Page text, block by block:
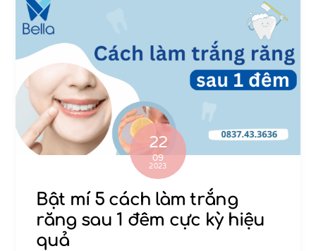
22
09
2023
Bật mí 5 cách làm trắng
răng sau 1 đêm cực kỳ hiệu
quả